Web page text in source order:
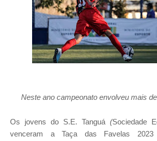
Neste ano campeonato envolveu mais
Os jovens do S.E. Tanguá (Sociedade
venceram a Taça das Favelas